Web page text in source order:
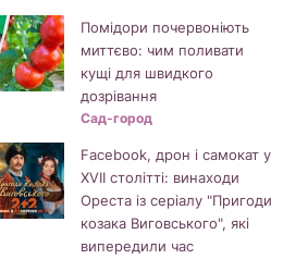
Помідори почервоніють
миттєво: чим поливати
кущі для швидкого
дозрівання
Сад-город
Facebook, дрон і самокат у
XVII столітті: винаходи
Ореста із серіалу "Пригоди
козака Виговського", які
випередили час